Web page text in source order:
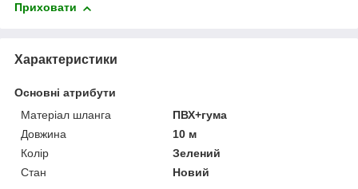
Приховати
Характеристики
Основні атрибути
Матеріал шланга
ПВХ+гума
Довжина
10 м
Колір
Зелений
Стан
Новий